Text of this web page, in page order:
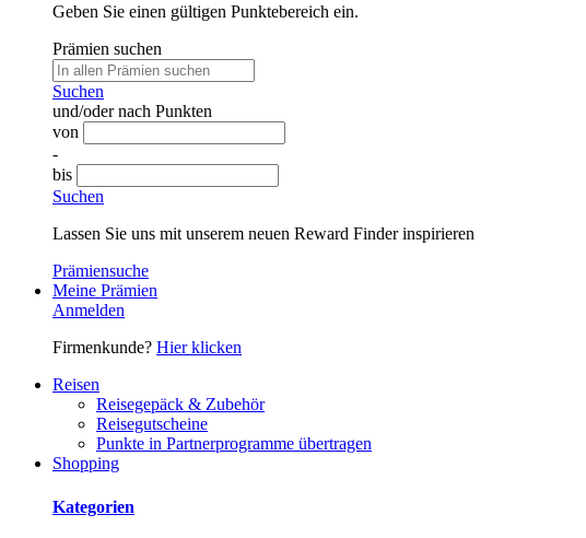
Geben Sie einen gültigen Punktebereich ein.
Prämien suchen
Suchen
und/oder nach Punkten
von
-
bis
Suchen
Lassen Sie uns mit unserem neuen Reward Finder inspirieren
Prämiensuche
Meine Prämien
Anmelden
Firmenkunde? Hier klicken
Reisen
Reisegepäck & Zubehör
Reisegutscheine
Punkte in Partnerprogramme übertragen
Shopping
Kategorien